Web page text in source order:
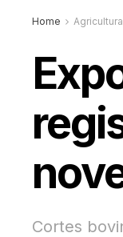
Home
Cortes